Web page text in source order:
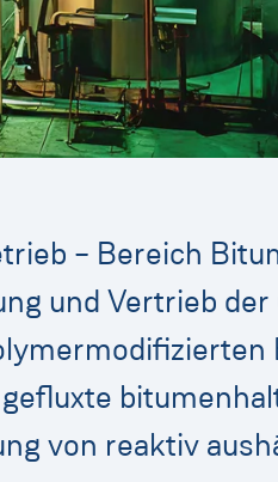
– Bereich
und Vertrieb
von reaktiv